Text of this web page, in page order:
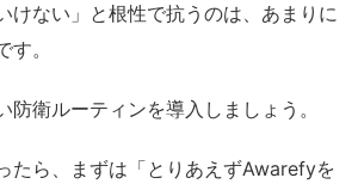
けない」と根性で抗うのは、あまりに
。
防衛ルーティンを導入しましょう。
たら、まずは「とりあえずAwarefyを